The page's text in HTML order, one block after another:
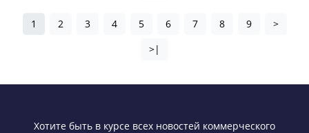
1 2 3 4 5 6 7 8 9
>
>|
Хотите быть в курсе всех новостей коммерческого